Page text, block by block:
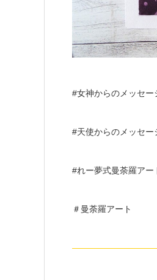
#女神からのメッセー
#天使からのメッセー
#れー夢式曼荼羅アー
＃曼荼羅アート